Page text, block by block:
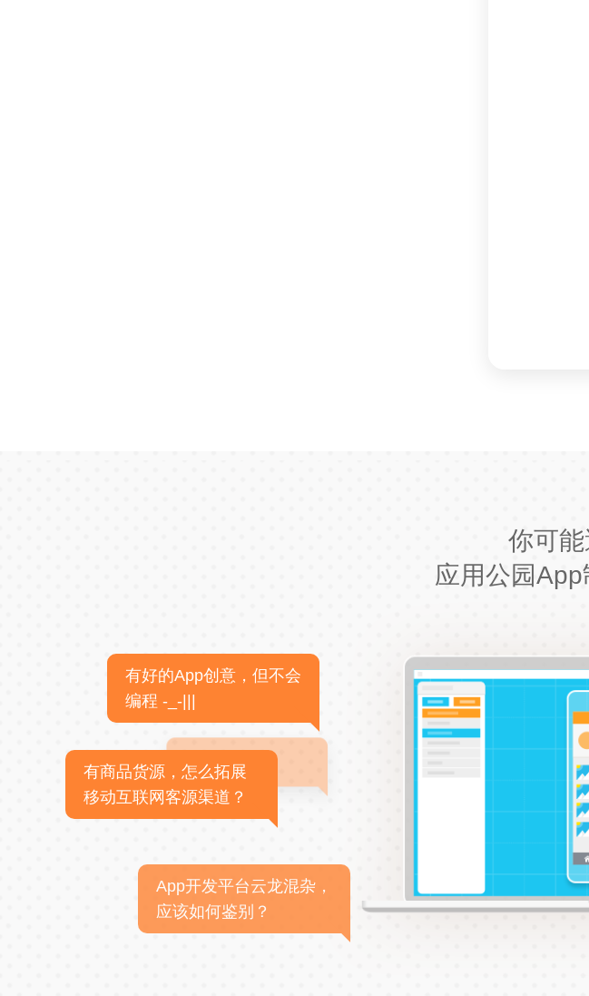
你可
应用公园
有好的App创意，但不会
编程 -_-|||
有商品货源，怎么拓展
移动互联网客源渠道？
App开发平台云龙混杂，
应该如何鉴别？